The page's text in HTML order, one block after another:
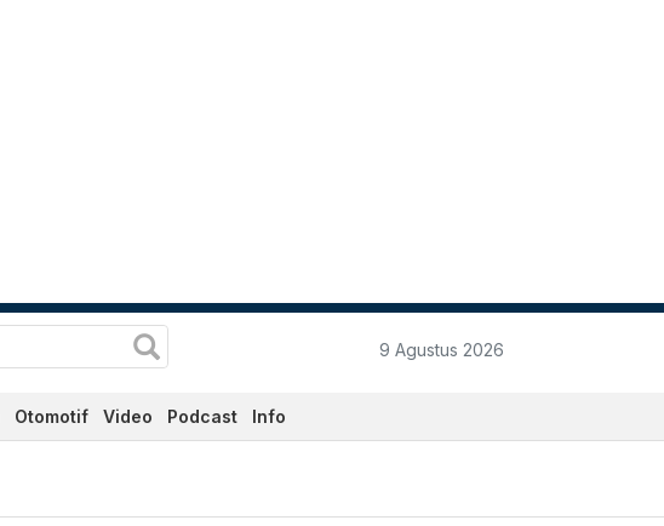
9 Agustus 2026
Otomotif Video Podcast Info